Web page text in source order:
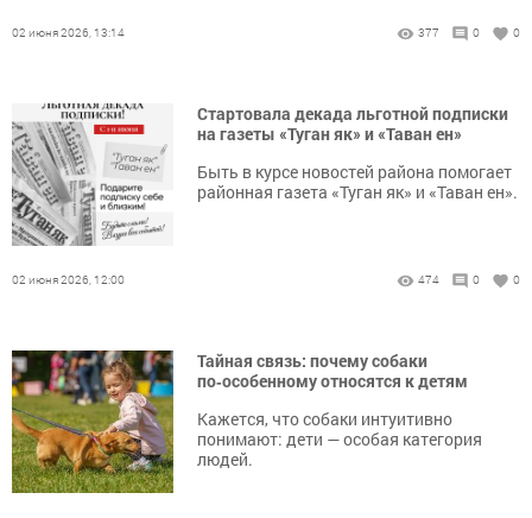
02 июня 2026, 13:14 377 0 0
Стартовала декада льготной подписки
на газеты «Туган як» и «Таван ен»
Быть в курсе новостей района помогает
районная газета «Туган як» и «Таван ен».
02 июня 2026, 12:00 474 0 0
Тайная связь: почему собаки
по‑особенному относятся к детям
Кажется, что собаки интуитивно
понимают: дети — особая категория
людей.